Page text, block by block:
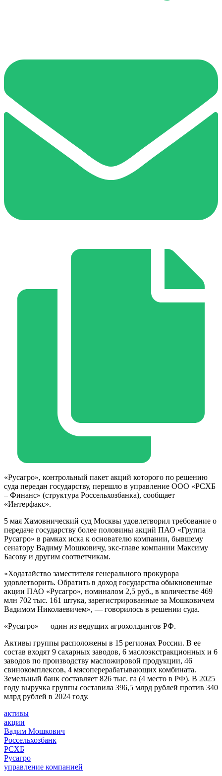
«Русагро», контрольный пакет акций которого по решению
суда передан государству, перешло в управление ООО «РСХБ
– Финанс» (структура Россельхозбанка), сообщает
«Интерфакс».
5 мая Хамовнический суд Москвы удовлетворил требование о
передаче государству более половины акций ПАО «Группа
Русагро» в рамках иска к основателю компании, бывшему
сенатору Вадиму Мошковичу, экс-главе компании Максиму
Басову и другим соответчикам.
«Ходатайство заместителя генерального прокурора
удовлетворить. Обратить в доход государства обыкновенные
акции ПАО «Русагро», номиналом 2,5 руб., в количестве 469
млн 702 тыс. 161 штука, зарегистрированные за Мошковичем
Вадимом Николаевичем», — говорилось в решении суда.
«Русагро» — один из ведущих агрохолдингов РФ.
Активы группы расположены в 15 регионах России. В ее
состав входят 9 сахарных заводов, 6 маслоэкстракционных и 6
заводов по производству масложировой продукции, 46
свинокомплексов, 4 мясоперерабатывающих комбината.
Земельный банк составляет 826 тыс. га (4 место в РФ). В 2025
году выручка группы составила 396,5 млрд рублей против 340
млрд рублей в 2024 году.
активы
акции
Вадим Мошкович
Россельхозбанк
РСХБ
Русагро
управление компанией